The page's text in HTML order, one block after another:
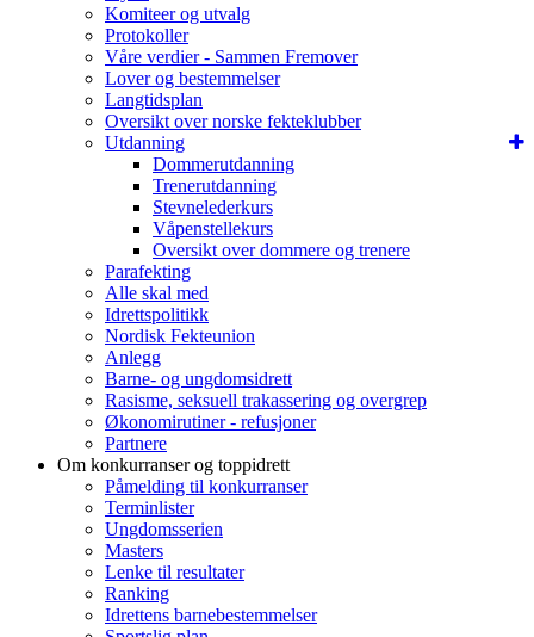
Komiteer og utvalg
Protokoller
Våre verdier - Sammen Fremover
Lover og bestemmelser
Langtidsplan
Oversikt over norske fekteklubber
Utdanning
Dommerutdanning
Trenerutdanning
Stevnelederkurs
Våpenstellekurs
Oversikt over dommere og trenere
Parafekting
Alle skal med
Idrettspolitikk
Nordisk Fekteunion
Anlegg
Barne- og ungdomsidrett
Rasisme, seksuell trakassering og overgrep
Økonomirutiner - refusjoner
Partnere
Om konkurranser og toppidrett
Påmelding til konkurranser
Terminlister
Ungdomsserien
Masters
Lenke til resultater
Ranking
Idrettens barnebestemmelser